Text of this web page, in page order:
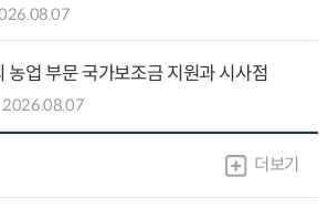
농업 부문 국가보조금 지원과 시사점
2026.08.07
더보기